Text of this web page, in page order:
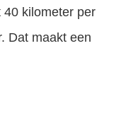
kilometer per
Dat maakt een